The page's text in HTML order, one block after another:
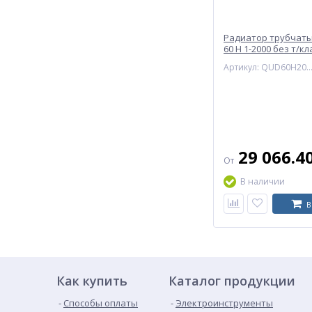
Радиатор
60 H 1-2000 без т/
разнесенное ВР G Артикул: QUD60H20005RAL1T104S9016
От 29
В наличии
Как купить
Способы оплаты
Каталог продукции
Электроинструменты